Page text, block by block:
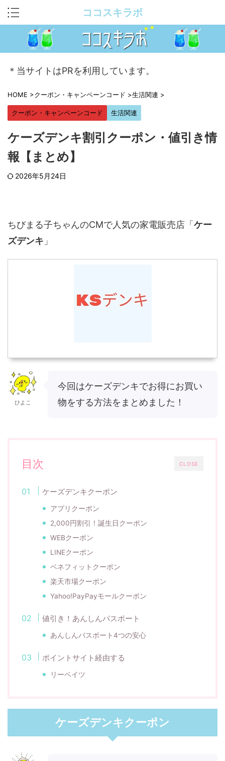
ココスキラボ
＊当サイトはPRを利用しています。
HOME >クーポン・キャンペーンコード >生活関連 >
クーポン・キャンペーンコード 生活関連
ケーズデンキ割引クーポン・値引き情
報【まとめ】
2026年5月24日
ちびまる子ちゃんのCMで人気の家電販売店「ケー
ズデンキ 」
ひよこ
今回はケーズデンキでお得にお買い
物をする方法をまとめました！
CLOSE
目次
ケーズデンキクーポン
アプリクーポン
2,000円割引！誕生日クーポン
WEBクーポン
LINEクーポン
ベネフィットクーポン
楽天市場クーポン
Yahoo!PayPayモールクーポン
値引き！あんしんパスポート
あんしんパスポート4つの安心
ポイントサイト経由する
リーベイツ
ケーズデンキクーポン